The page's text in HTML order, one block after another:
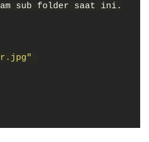
sub folder saat ini.